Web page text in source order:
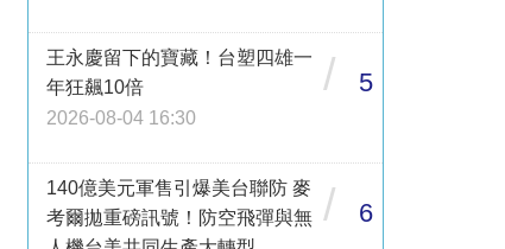
王永慶留下的寶藏！台塑四雄一
年狂飆10倍
2026-08-04 16:30
/ 5
140億美元軍售引爆美台聯防 麥
考爾拋重磅訊號！防空飛彈與無 / 6